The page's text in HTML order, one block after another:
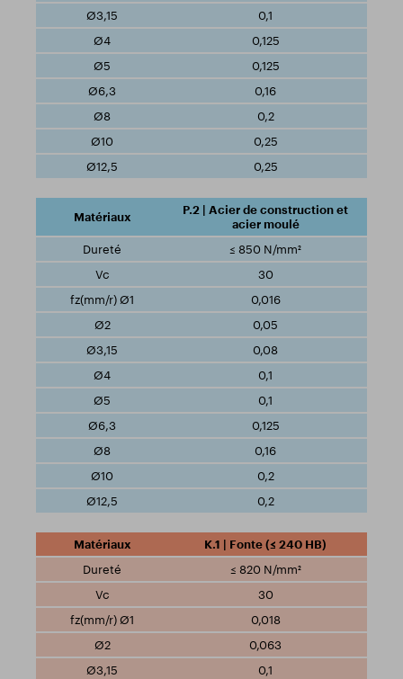
0,1
0,125
0,125
0,16
0,2
0,25
0,25
P.2 | Acier de construction et
acier moulé
≤ 850 N/mm²
30
0,016
0,05
0,08
0,1
0,1
0,125
0,16
0,2
0,2
K.1 | Fonte (≤ 240 HB)
≤ 820 N/mm²
30
0,018
0,063
0,1